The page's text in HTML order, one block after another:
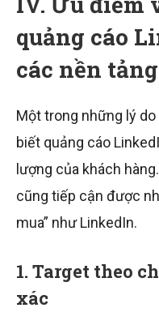
quảng cáo
các nền
Một trong những lý
biết quảng cáo
lượng của khách
cũng tiếp cận được
mua” như LinkedIn.
1. Target theo
xác